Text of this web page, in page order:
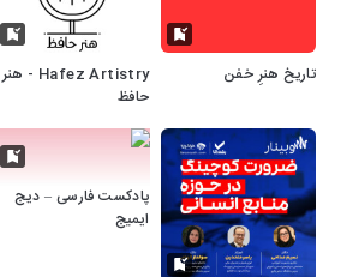
تاریخ هنرِ خفن
Hafez Artistry - هنر
حافظ
پادکست فارسی – دیج
ایمیج